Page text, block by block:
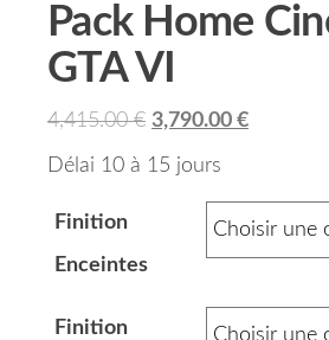
Pack Home
GTA VI
4,415.00€ 3,790.00 €
Délai 10 à 15 jours
Finition
Enceintes
Finition